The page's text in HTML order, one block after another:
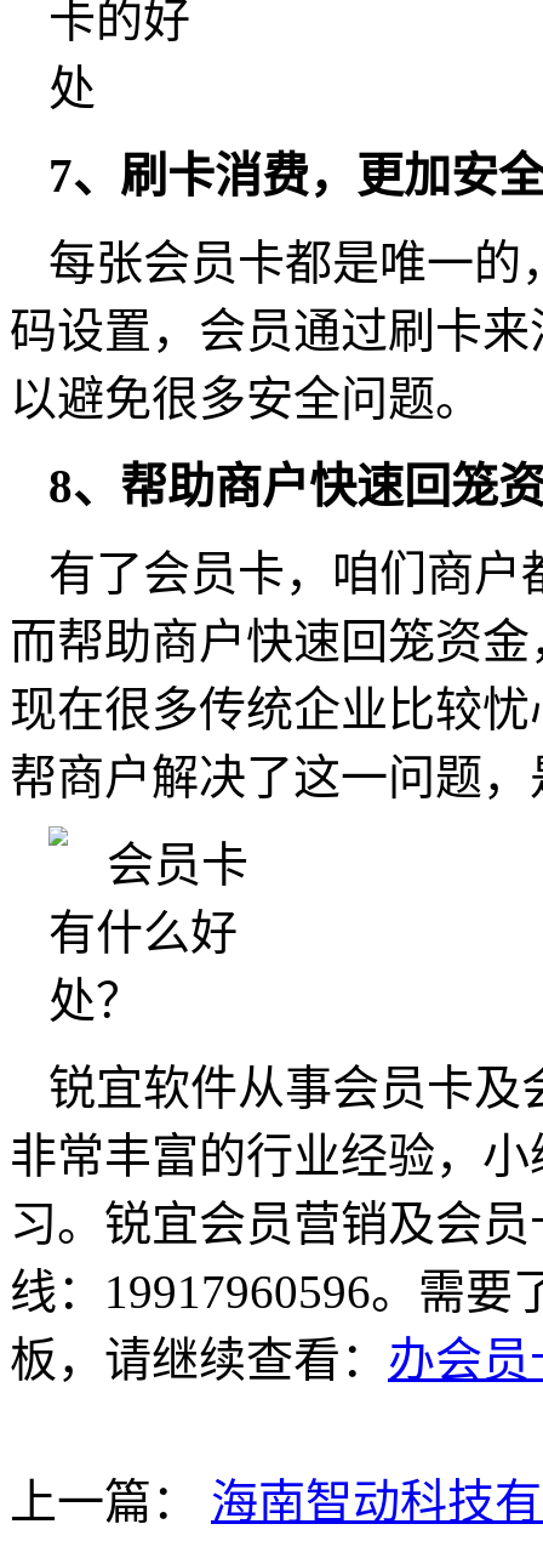
7、刷卡消费，更加安
每张会员卡都是唯一的
码设置，会员通过刷卡
以避免很多安全问题。
8、帮助商户快速回笼
有了会员卡，咱们商户
而帮助商户快速回笼资
现在很多传统企业比较
帮商户解决了这一问题
锐宜软件从事会员卡及
非常丰富的行业经验，
习。锐宜会员营销及会
线：19917960596。需
板，请继续查看： 办会员
上一篇： 海南智动科技